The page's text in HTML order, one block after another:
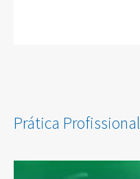
Prática Profissional